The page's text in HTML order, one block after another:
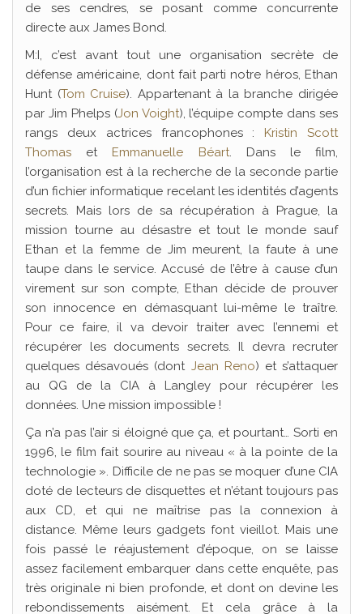
de ses cendres, se posant comme concurrente
directe aux James Bond.
M:I, c’est avant tout une organisation secrète de
défense américaine, dont fait parti notre héros, Ethan
Hunt (Tom Cruise). Appartenant à la branche dirigée
par Jim Phelps (Jon Voight), l’équipe compte dans ses
rangs deux actrices francophones : Kristin Scott
Thomas et Emmanuelle Béart. Dans le film,
l’organisation est à la recherche de la seconde partie
d’un fichier informatique recelant les identités d’agents
secrets. Mais lors de sa récupération à Prague, la
mission tourne au désastre et tout le monde sauf
Ethan et la femme de Jim meurent, la faute à une
taupe dans le service. Accusé de l’être à cause d’un
virement sur son compte, Ethan décide de prouver
son innocence en démasquant lui-même le traître.
Pour ce faire, il va devoir traiter avec l’ennemi et
récupérer les documents secrets. Il devra recruter
quelques désavoués (dont Jean Reno) et s’attaquer
au QG de la CIA à Langley pour récupérer les
données. Une mission impossible !
Ça n’a pas l’air si éloigné que ça, et pourtant… Sorti en
1996, le film fait sourire au niveau « à la pointe de la
technologie ». Difficile de ne pas se moquer d’une CIA
doté de lecteurs de disquettes et n’étant toujours pas
aux CD, et qui ne maîtrise pas la connexion à
distance. Même leurs gadgets font vieillot. Mais une
fois passé le réajustement d’époque, on se laisse
assez facilement embarquer dans cette enquête, pas
très originale ni bien profonde, et dont on devine les
rebondissements aisément. Et cela grâce à la